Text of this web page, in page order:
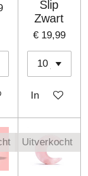
Slip
Zwart
€ 19,99
In
Uitverkocht